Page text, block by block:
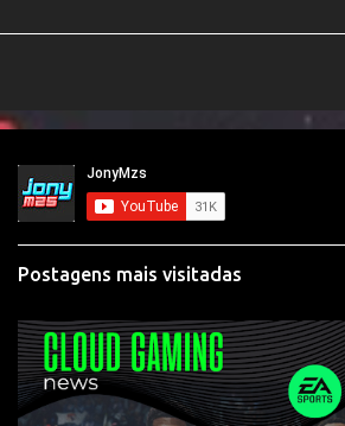
Postagens mais visitadas